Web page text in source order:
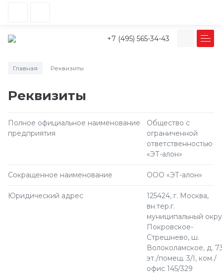
+7 (495) 565-34-43
Главная Реквизиты
Реквизиты
Полное официальное наименование
предприятия
Общество с
ограниченной
ответственностью
«ЭТ-алон»
Сокращенное наименование ООО «ЭТ-алон»
Юридический адрес
125424, г. Москва,
вн.тер.г.
муниципальный
Покровское-
Стрешнево, ш.
Волоколамское, д.
эт./помещ. 3/I, ком./
офис 145/329